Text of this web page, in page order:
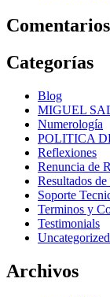
Categorías
Blog
MIGUEL
Numerología
POLITICA
Reflexiones
Renuncia de
Resultados
Soporte
Terminos y
Testimonials
Uncategorized
Archivos